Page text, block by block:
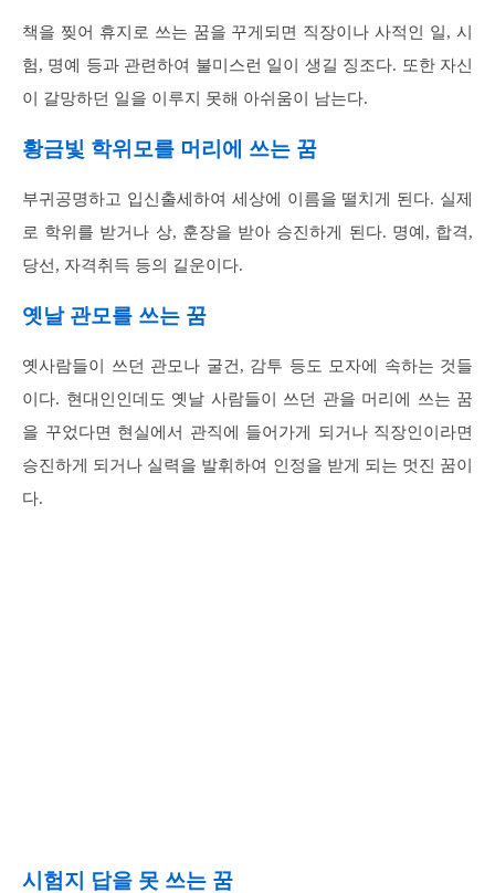
책을 찢어 휴지로 쓰는 꿈을 꾸게되면 직장이나 사적인 일, 시
험, 명예 등과 관련하여 불미스런 일이 생길 징조다. 또한 자신
이 갈망하던 일을 이루지 못해 아쉬움이 남는다.
황금빛 학위모를 머리에 쓰는 꿈
부귀공명하고 입신출세하여 세상에 이름을 떨치게 된다. 실제
로 학위를 받거나 상, 훈장을 받아 승진하게 된다. 명예, 합격,
당선, 자격취득 등의 길운이다.
옛날 관모를 쓰는 꿈
옛사람들이 쓰던 관모나 굴건, 감투 등도 모자에 속하는 것들
이다. 현대인인데도 옛날 사람들이 쓰던 관을 머리에 쓰는 꿈
을 꾸었다면 현실에서 관직에 들어가게 되거나 직장인이라면
승진하게 되거나 실력을 발휘하여 인정을 받게 되는 멋진 꿈이
다.
시험지 답을 못 쓰는 꿈